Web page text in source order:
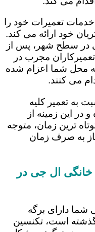
تعمیرات خود را
خود ارائه می کند.
در سطح شهر، پس از
مجرب در
محل شما اعزام شده
می کنند.
به تعمیر کلیه
این زمینه از
ترین زمان، متوجه
به صرف زمان
ال جی در
دارای برگه
است، تکنسین